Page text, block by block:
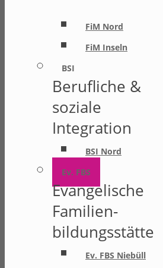
FiM Nord
FiM Inseln
BSI
Berufliche &
soziale
Integration
BSI Nord
Ev. FBS
Evangelische
Familien-
bildungsstätte
Ev. FBS Niebüll